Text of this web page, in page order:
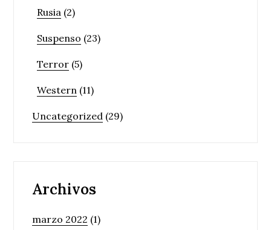
Rusia (2)
Suspenso (23)
Terror (5)
Western (11)
Uncategorized (29)
Archivos
marzo 2022 (1)